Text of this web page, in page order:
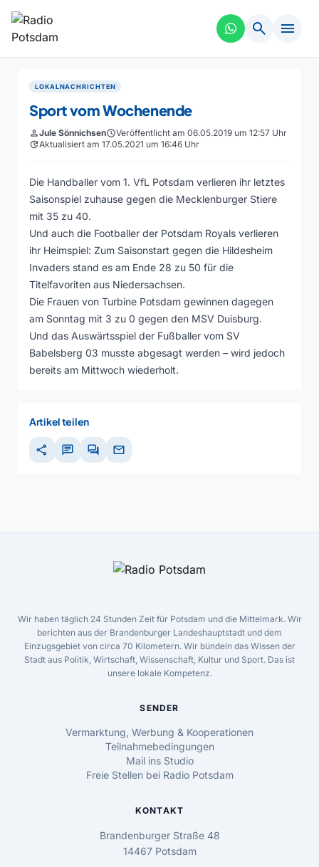
search menu
LOKALNACHRICHTEN
Sport vom Wochenende
personJule SönnichsenscheduleVeröffentlicht am 06.05.2019 um 12:57 Uhr
updateAktualisiert am 17.05.2021 um 16:46 Uhr
Die Handballer vom 1. VfL Potsdam verlieren ihr letztes
Saisonspiel zuhause gegen die Mecklenburger Stiere
mit 35 zu 40.
Und auch die Footballer der Potsdam Royals verlieren
ihr Heimspiel: Zum Saisonstart gegen die Hildesheim
Invaders stand es am Ende 28 zu 50 für die
Titelfavoriten aus Niedersachsen.
Die Frauen von Turbine Potsdam gewinnen dagegen
am Sonntag mit 3 zu 0 gegen den MSV Duisburg.
Und das Auswärtsspiel der Fußballer vom SV
Babelsberg 03 musste abgesagt werden – wird jedoch
bereits am Mittwoch wiederholt.
Artikel teilen
share chat forum mail
Wir haben täglich 24 Stunden Zeit für Potsdam und die Mittelmark. Wir
berichten aus der Brandenburger Landeshauptstadt und dem
Einzugsgebiet von circa 70 Kilometern. Wir bündeln das Wissen der
Stadt aus Politik, Wirtschaft, Wissenschaft, Kultur und Sport. Das ist
unsere lokale Kompetenz.
SENDER
Vermarktung, Werbung & Kooperationen
Teilnahmebedingungen
Mail ins Studio
Freie Stellen bei Radio Potsdam
KONTAKT
Brandenburger Straße 48
14467 Potsdam